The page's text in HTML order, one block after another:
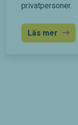
privatpersoner.
Läs mer